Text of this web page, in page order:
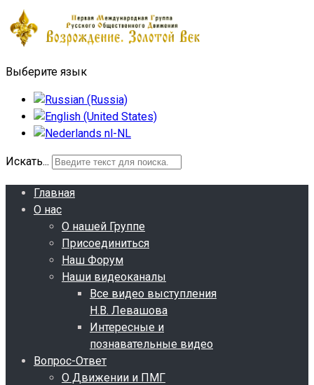
Выберите язык
Искать...
Главная
О нас
О нашей Группе
Присоединиться
Наш Форум
Наши видеоканалы
Все видео выступления
Н.В. Левашова
Интересные и
познавательные видео
Вопрос-Ответ
О Движении и ПМГ